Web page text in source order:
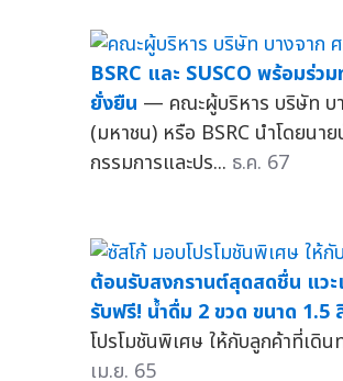
BSRC และ SUSCO พร้อมร่ว
ยั่งยืน — คณะผู้บริหาร บริษัท บ
(มหาชน) หรือ BSRC นำโดยน
กรรมการและปร... ธ.ค. 67
ต้อนรับสงกรานต์สุดสดชื่น แว
รับฟรี! น้ำดื่ม 2 ขวด ขนาด 1.5
โปรโมชันพิเศษ ให้กับลูกค้าที่เดิน
เม.ย. 65